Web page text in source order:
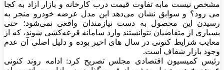
مشخص نیست مابه تفاوت قیمت درب کارخانه و بازار آزاد به کجا
می رود؟ و سوابق نشان می‌دهد این مدل عرضه خودرو منجر به
رسیدن این محصول به دست نیازمندان واقعی نمی‌شود؛ حتی
بسیاری از متقاضیان نتوانستند وارد سامانه قرعه‌کشی شوند، که از
معایب شرایط کنونی در سال های اخیر بوده و دلیل اصلی آن عدم
وجود بازار شفاف است.
رئیس کمیسیون اقتصادی مجلس تصریح کرد: ادامه روند کنونی